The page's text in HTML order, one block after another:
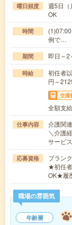
曜日頻度
週5日（
OK
時間
例で…
期間 即日～2
時給
初任者
円～
交通
全額支給
仕事内容
介護関連
＼介護
サービ
応募資格
ブラン
★初任
OK★履
職場の雰囲気
年齢層